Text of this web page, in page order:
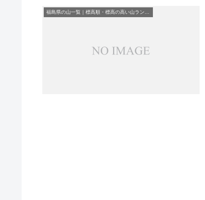
福島県の山一覧｜標高順・標高の高い山ランキング